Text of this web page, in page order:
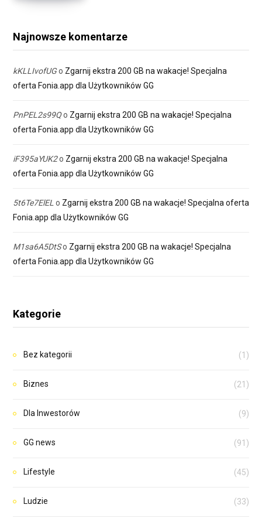
Najnowsze komentarze
kKLLIvofUGo Zgarnij ekstra 200 GB na wakacje! Specjalna
oferta Fonia.app dla Użytkowników GG
PnPEL2s99Qo Zgarnij ekstra 200 GB na wakacje! Specjalna
oferta Fonia.app dla Użytkowników GG
iF395aYUK2o Zgarnij ekstra 200 GB na wakacje! Specjalna
oferta Fonia.app dla Użytkowników GG
5t6Te7ElELo Zgarnij ekstra 200 GB na wakacje! Specjalna oferta
Fonia.app dla Użytkowników GG
M1sa6A5DtSo Zgarnij ekstra 200 GB na wakacje! Specjalna
oferta Fonia.app dla Użytkowników GG
Kategorie
Bez kategorii (1)
Biznes (21)
Dla Inwestorów (9)
GG news (91)
Lifestyle (45)
Ludzie (33)